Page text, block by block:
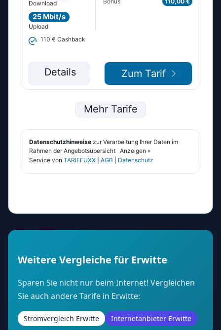
Weitere Vergleiche für Erwitte
Sparen Sie nicht nur beim Internet! Vergleichen
Sie auch andere Tarife in Erwitte:
Stromvergleich Erwitte Internetanbieter Erwitte